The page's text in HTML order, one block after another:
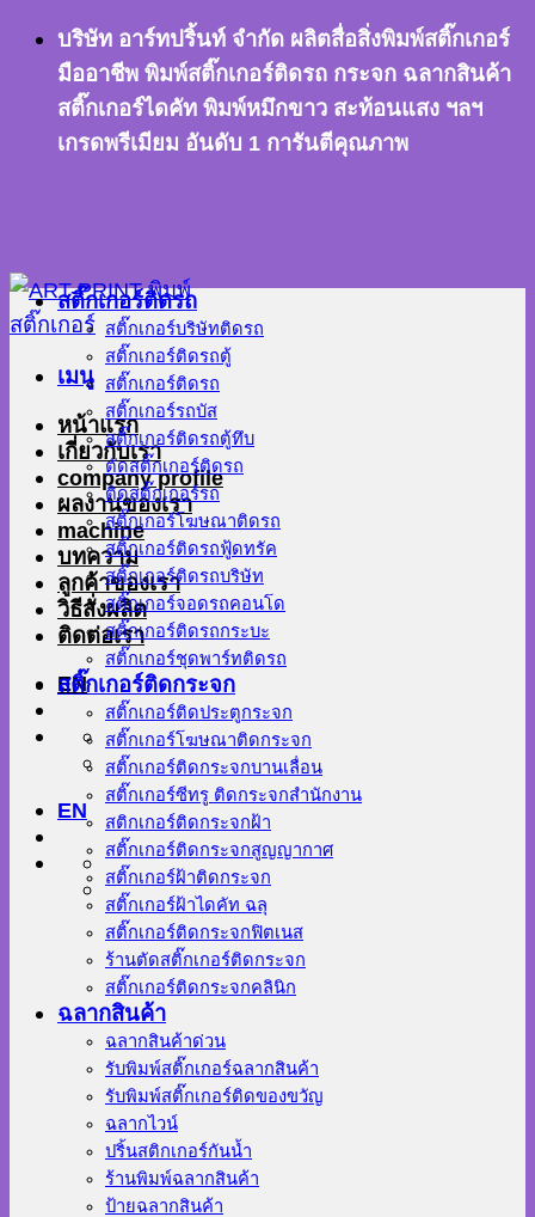
ข้าม
เนื้อหา
บริษัท อาร์ทปริ้นท์ จำกัด ผลิตสื่อสิ่งพิมพ์สติ๊กเกอร์
มืออาชีพ พิมพ์สติ๊กเกอร์ติดรถ กระจก ฉลากสินค้า
สติ๊กเกอร์ไดคัท พิมพ์หมึกขาว สะท้อนแสง ฯลฯ
เกรดพรีเมียม อันดับ 1 การันตีคุณภาพ
เมนู
หน้าแรก
เกี่ยวกับเรา
company profile
ผลงานของเรา
machine
บทความ
ลูกค้าของเรา
วิธีสั่งผลิต
ติดต่อเรา
EN
EN
สติ๊กเกอร์ติดรถ
สติ๊กเกอร์บริษัทติดรถ
สติ๊กเกอร์ติดรถตู้
สติ๊กเกอร์ติดรถ
สติ๊กเกอร์รถบัส
สติ๊กเกอร์ติดรถตู้ทึบ
ตัดสติ๊กเกอร์ติดรถ
ติดสติ๊กเกอร์รถ
สติ๊กเกอร์โฆษณาติดรถ
สติ๊กเกอร์ติดรถฟู้ดทรัค
สติ๊กเกอร์ติดรถบริษัท
สติ๊กเกอร์จอดรถคอนโด
สติ๊กเกอร์ติดรถกระบะ
สติ๊กเกอร์ชุดพาร์ทติดรถ
สติ๊กเกอร์ติดกระจก
สติ๊กเกอร์ติดประตูกระจก
สติ๊กเกอร์โฆษณาติดกระจก
สติ๊กเกอร์ติดกระจกบานเลื่อน
สติ๊กเกอร์ซีทรู ติดกระจกสำนักงาน
สติกเกอร์ติดกระจกฝ้า
สติ๊กเกอร์ติดกระจกสูญญากาศ
สติ๊กเกอร์ฝ้าติดกระจก
สติ๊กเกอร์ฝ้าไดคัท ฉลุ
สติ๊กเกอร์ติดกระจกฟิตเนส
ร้านตัดสติ๊กเกอร์ติดกระจก
สติ๊กเกอร์ติดกระจกคลินิก
ฉลากสินค้า
ฉลากสินค้าด่วน
รับพิมพ์สติ๊กเกอร์ฉลากสินค้า
รับพิมพ์สติ๊กเกอร์ติดของขวัญ
ฉลากไวน์
ปริ้นสติกเกอร์กันน้ำ
ร้านพิมพ์ฉลากสินค้า
ป้ายฉลากสินค้า